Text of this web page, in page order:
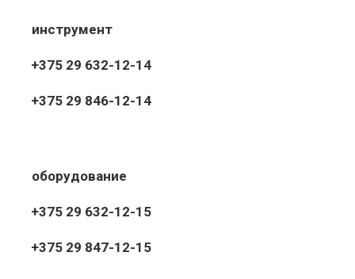
инструмент
+375 29 632-12-14
+375 29 846-12-14
оборудование
+375 29 632-12-15
+375 29 847-12-15